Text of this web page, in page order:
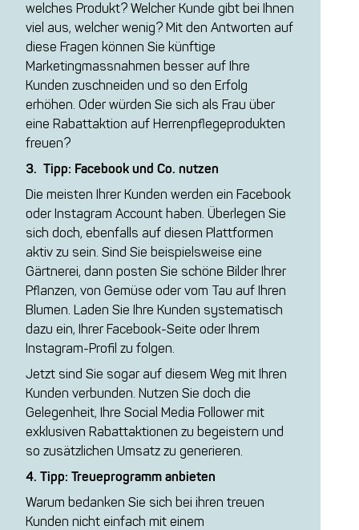
welches Produkt? Welcher Kunde gibt bei Ihnen
viel aus, welcher wenig? Mit den Antworten auf
diese Fragen können Sie künftige
Marketingmassnahmen besser auf Ihre
Kunden zuschneiden und so den Erfolg
erhöhen. Oder würden Sie sich als Frau über
eine Rabattaktion auf Herrenpflegeprodukten
freuen?
3. Tipp: Facebook und Co. nutzen
Die meisten Ihrer Kunden werden ein Facebook
oder Instagram Account haben. Überlegen Sie
sich doch, ebenfalls auf diesen Plattformen
aktiv zu sein. Sind Sie beispielsweise eine
Gärtnerei, dann posten Sie schöne Bilder Ihrer
Pflanzen, von Gemüse oder vom Tau auf Ihren
Blumen. Laden Sie Ihre Kunden systematisch
dazu ein, Ihrer Facebook-Seite oder Ihrem
Instagram-Profil zu folgen.
Jetzt sind Sie sogar auf diesem Weg mit Ihren
Kunden verbunden. Nutzen Sie doch die
Gelegenheit, Ihre Social Media Follower mit
exklusiven Rabattaktionen zu begeistern und
so zusätzlichen Umsatz zu generieren.
4. Tipp: Treueprogramm anbieten
Warum bedanken Sie sich bei ihren treuen
Kunden nicht einfach mit einem